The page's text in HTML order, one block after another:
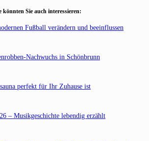
könnten Sie auch interessieren:
Fußball verändern und beeinflussen
Nachwuchs in Schönbrunn
perfekt für Ihr Zuhause ist
– Musikgeschichte lebendig erzählt